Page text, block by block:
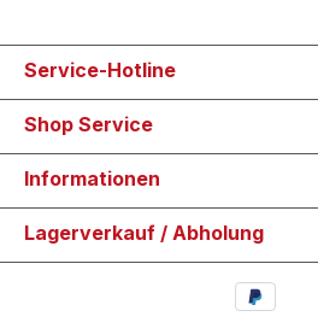
Service-Hotline
Shop Service
Informationen
Lagerverkauf / Abholung